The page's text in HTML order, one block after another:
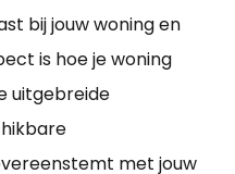
bij jouw woning en
is hoe je woning
uitgebreide
met jouw